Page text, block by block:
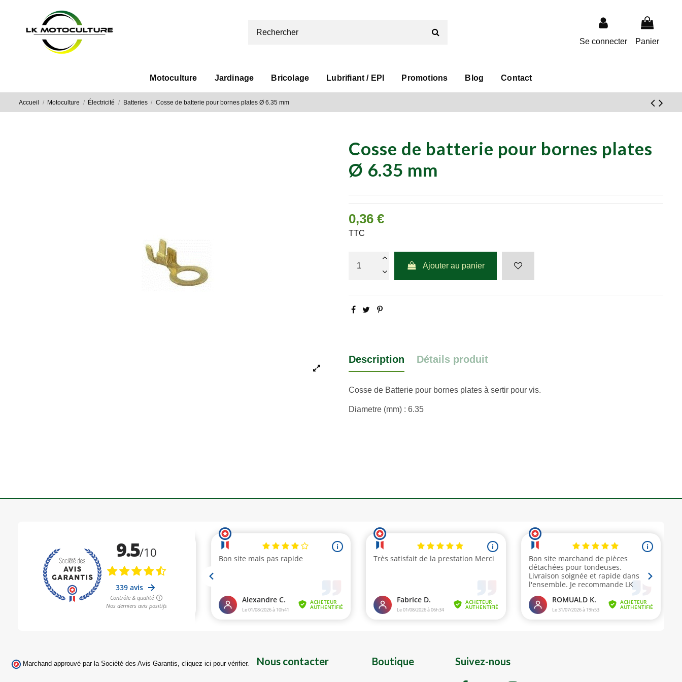
Se connecter Panier
Motoculture Jardinage Bricolage Lubrifiant / EPI Promotions Blog Contact
Accueil Motoculture Électricité Batteries Cosse de batterie pour bornes plates Ø 6.35 mm
Cosse de batterie pour bornes plates
Ø 6.35 mm
0,36 €
TTC
Ajouter au panier
Description Détails produit
Cosse de Batterie pour bornes plates à sertir pour vis.
Diametre (mm) : 6.35
Marchand approuvé par la Société des Avis Garantis, cliquez ici pour vérifier. Nous contacter Boutique Suivez-nous